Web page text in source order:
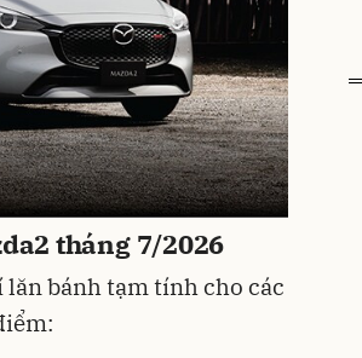
tháng 7/2026
bánh tạm tính cho các